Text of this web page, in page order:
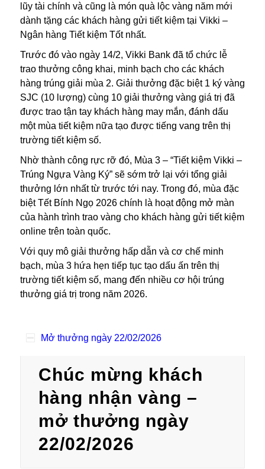
lũy tài chính và cũng là món quà lộc vàng năm mới
dành tặng các khách hàng gửi tiết kiệm tại Vikki –
Ngân hàng Tiết kiệm Tốt nhất.
Trước đó vào ngày 14/2, Vikki Bank đã tổ chức lễ
trao thưởng công khai, minh bạch cho các khách
hàng trúng giải mùa 2. Giải thưởng đặc biệt 1 ký vàng
SJC (10 lượng) cùng 10 giải thưởng vàng giá trị đã
được trao tận tay khách hàng may mắn, đánh dấu
một mùa tiết kiệm nữa tạo được tiếng vang trên thị
trường tiết kiệm số.
Nhờ thành công rực rỡ đó, Mùa 3 – “Tiết kiệm Vikki –
Trúng Ngựa Vàng Ký” sẽ sớm trở lại với tổng giải
thưởng lớn nhất từ trước tới nay. Trong đó, mùa đặc
biệt Tết Bính Ngọ 2026 chính là hoạt động mở màn
của hành trình trao vàng cho khách hàng gửi tiết kiệm
online trên toàn quốc.
Với quy mô giải thưởng hấp dẫn và cơ chế minh
bạch, mùa 3 hứa hẹn tiếp tục tạo dấu ấn trên thị
trường tiết kiệm số, mang đến nhiều cơ hội trúng
thưởng giá trị trong năm 2026.
Mở thưởng ngày 22/02/2026
Chúc mừng khách
hàng nhận vàng –
mở thưởng ngày
22/02/2026